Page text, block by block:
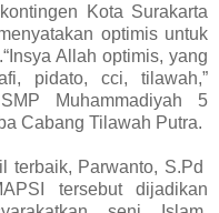
Kota Surakarta
optimis untuk
Allah optimis, yang
pidato, cci, tilawah,”
Muhammadiyah 5
Cabang Tilawah Putra.
terbaik, Parwanto, S.Pd
tersebut dijadikan